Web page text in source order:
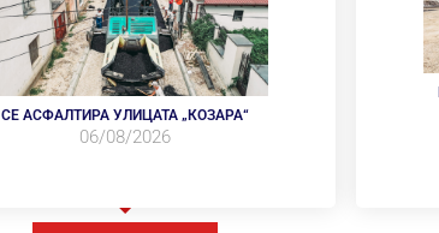
СЕ АСФАЛТИРА УЛИЦАТА „КОЗАРА“
06/08/2026